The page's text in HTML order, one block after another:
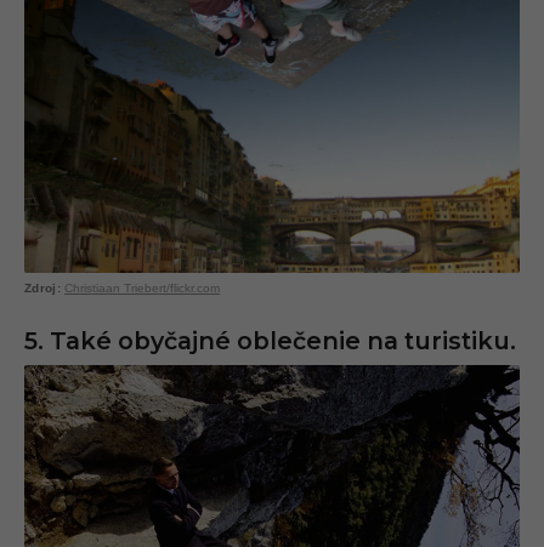
Christiaan Triebert/flickr.com
5. Také obyčajné oblečenie na turistiku.